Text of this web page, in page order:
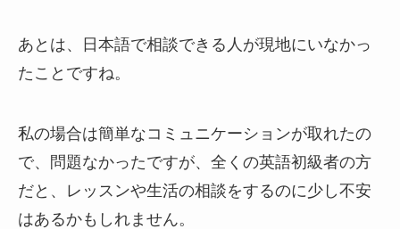
あとは、日本語で相談できる人が現地にいなかっ
たことですね。
私の場合は簡単なコミュニケーションが取れたの
で、問題なかったですが、全くの英語初級者の方
だと、レッスンや生活の相談をするのに少し不安
はあるかもしれません。